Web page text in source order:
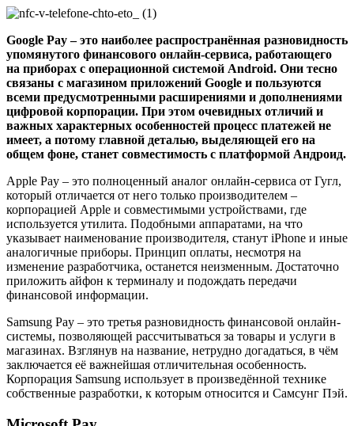
Google Pay – это наиболее распространённая разновидность
упомянутого финансового онлайн-сервиса, работающего
на приборах с операционной системой Android. Они тесно
связаны с магазином приложений Google и пользуются
всеми предусмотренными расширениями и дополнениями
цифровой корпорации. При этом очевидных отличий и
важных характерных особенностей процесс платежей не
имеет, а потому главной деталью, выделяющей его на
общем фоне, станет совместимость с платформой Андроид.
Apple Pay – это полноценный аналог онлайн-сервиса от Гугл,
который отличается от него только производителем –
корпорацией Apple и совместимыми устройствами, где
используется утилита. Подобными аппаратами, на что
указывает наименование производителя, станут iPhone и иные
аналогичные приборы. Принцип оплаты, несмотря на
изменение разработчика, останется неизменным. Достаточно
приложить айфон к терминалу и подождать передачи
финансовой информации.
Samsung Pay – это третья разновидность финансовой онлайн-
системы, позволяющей рассчитываться за товары и услуги в
магазинах. Взглянув на название, нетрудно догадаться, в чём
заключается её важнейшая отличительная особенность.
Корпорация Samsung использует в произведённой технике
собственные разработки, к которым относится и Самсунг Пэй.